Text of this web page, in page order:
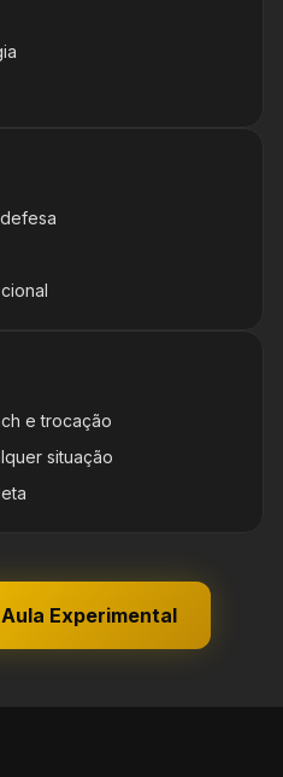
e trocação
situação
Experimental